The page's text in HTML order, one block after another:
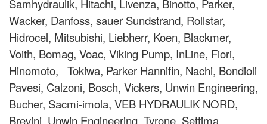
Samhydraulik, Hitachi, Livenza, Binotto, Parker,
Wacker, Danfoss, sauer Sundstrand, Rollstar,
Hidrocel, Mitsubishi, Liebherr, Koen, Blackmer,
Voith, Bomag, Voac, Viking Pump, InLine, Fiori,
Hinomoto, Tokiwa, Parker Hannifin, Nachi, Bondioli
Pavesi, Calzoni, Bosch, Vickers, Unwin Engineering,
Bucher, Sacmi-imola, VEB HYDRAULIK NORD,
Brevini, Unwin Engineering, Tyrone, Settima